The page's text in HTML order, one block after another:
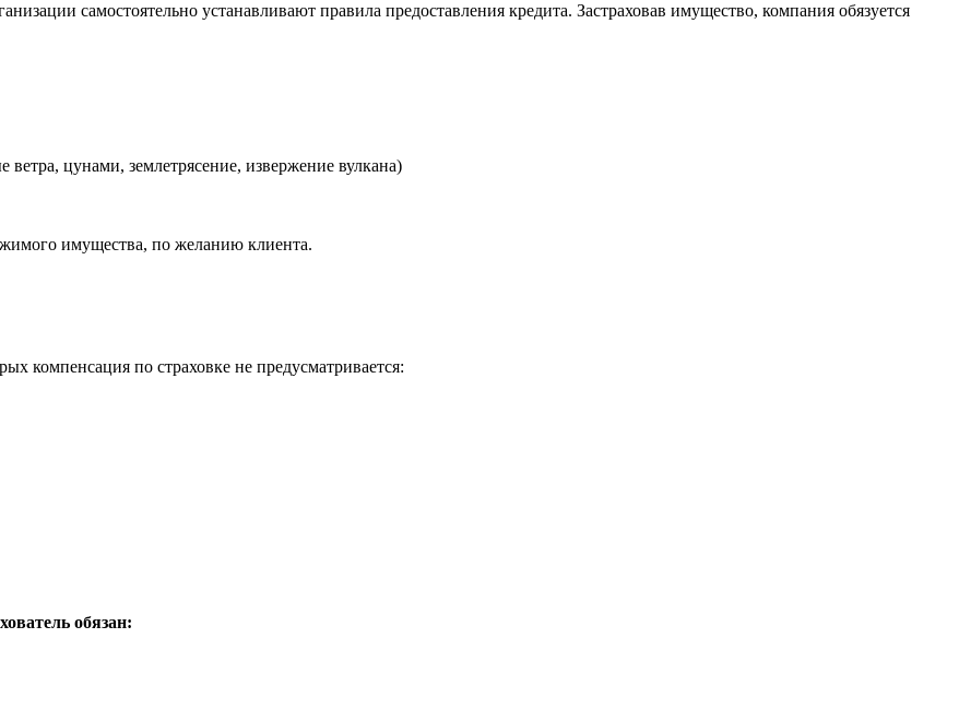
самостоятельно устанавливают правила предоставления кредита. Застраховав имущество, компания обязуется
цунами, землетрясение, извержение вулкана)
имущества, по желанию клиента.
компенсация по страховке не предусматривается:
обязан: